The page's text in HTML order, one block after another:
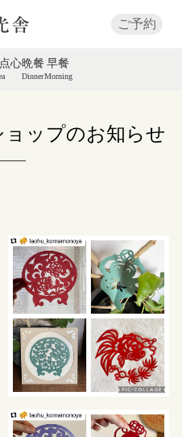
ご予約
心晩餐
Dinner
早餐
Morning
ップのお知らせ